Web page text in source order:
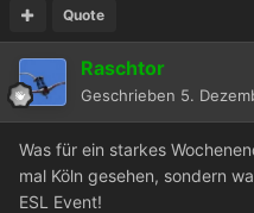
Quote
Raschtor
Geschrieben 5.
Was für ein starkes
mal Köln gesehen, sondern
ESL Event!